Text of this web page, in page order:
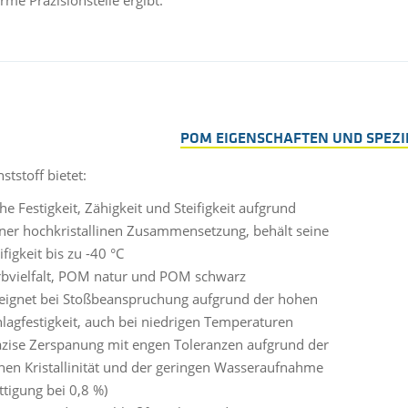
POM EIGENSCHAFTEN UND
bietet:
Festigkeit, Zähigkeit und Steifigkeit aufgrund
hochkristallinen Zusammensetzung, behält seine
bis zu -40 °C
POM natur und POM schwarz
bei Stoßbeanspruchung aufgrund der hohen
auch bei niedrigen Temperaturen
Zerspanung mit engen Toleranzen aufgrund der
Kristallinität und der geringen Wasseraufnahme
bei 0,8 %)